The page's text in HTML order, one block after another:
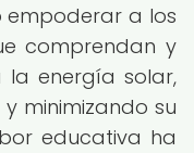
empoderar a los
comprendan y
la energía solar,
minimizando su
educativa ha